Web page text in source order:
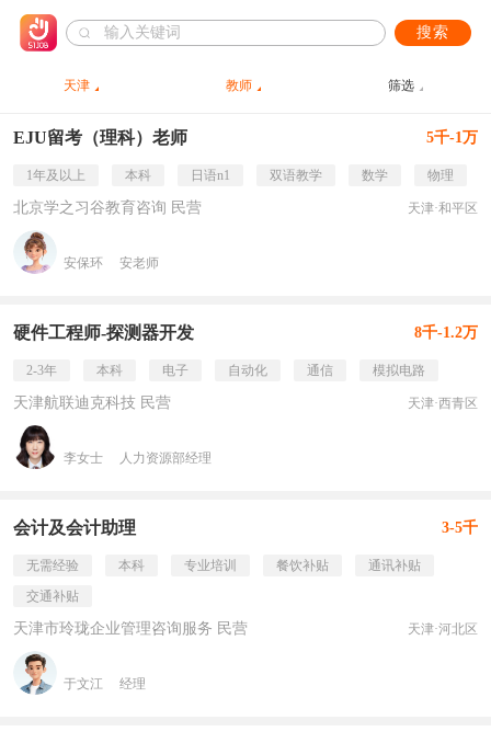
搜索
天津 教师 筛选
EJU留考（理科）老师 5千-1万
1年及以上 本科 日语n1 双语教学 数学 物理
北京学之习谷教育咨询 民营 天津·和平区
安保环 安老师
硬件工程师-探测器开发 8千-1.2万
2-3年 本科 电子 自动化 通信 模拟电路
天津航联迪克科技 民营 天津·西青区
李女士 人力资源部经理
会计及会计助理 3-5千
无需经验 本科 专业培训 餐饮补贴
通讯补贴
交通补贴
天津市玲珑企业管理咨询服务 民营 天津·河北区
于文江 经理